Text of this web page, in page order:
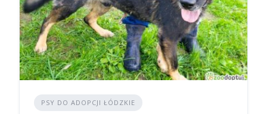
PSY DO ADOPCJI ŁÓDZKIE